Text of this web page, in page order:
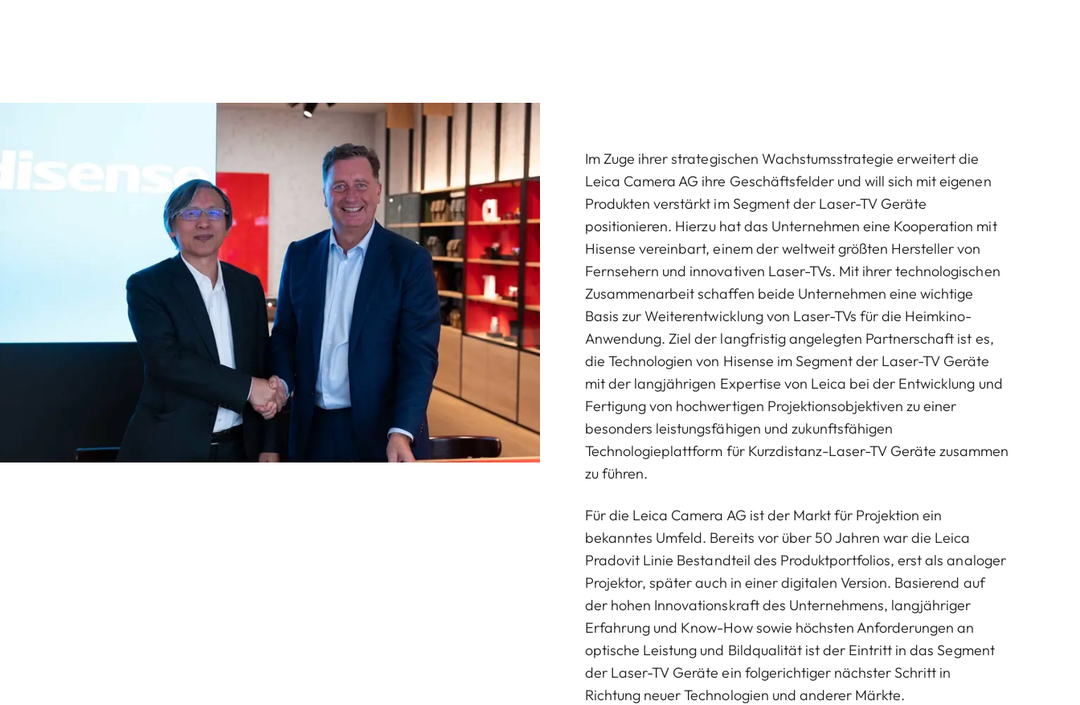
Im Zuge ihrer strategischen Wachstumsstrategie erweitert die
Leica Camera AG ihre Geschäftsfelder und will sich mit eigenen
Produkten verstärkt im Segment der Laser-TV Geräte
positionieren. Hierzu hat das Unternehmen eine Kooperation mit
Hisense vereinbart, einem der weltweit größten Hersteller von
Fernsehern und innovativen Laser-TVs. Mit ihrer technologischen
Zusammenarbeit schaffen beide Unternehmen eine wichtige
Basis zur Weiterentwicklung von Laser-TVs für die Heimkino-
Anwendung. Ziel der langfristig angelegten Partnerschaft ist es,
die Technologien von Hisense im Segment der Laser-TV Geräte
mit der langjährigen Expertise von Leica bei der Entwicklung und
Fertigung von hochwertigen Projektionsobjektiven zu einer
besonders leistungsfähigen und zukunftsfähigen
Technologieplattform für Kurzdistanz-Laser-TV Geräte zusammen
zu führen.
Für die Leica Camera AG ist der Markt für Projektion ein
bekanntes Umfeld. Bereits vor über 50 Jahren war die Leica
Pradovit Linie Bestandteil des Produktportfolios, erst als analoger
Projektor, später auch in einer digitalen Version. Basierend auf
der hohen Innovationskraft des Unternehmens, langjähriger
Erfahrung und Know-How sowie höchsten Anforderungen an
optische Leistung und Bildqualität ist der Eintritt in das Segment
der Laser-TV Geräte ein folgerichtiger nächster Schritt in
Richtung neuer Technologien und anderer Märkte.